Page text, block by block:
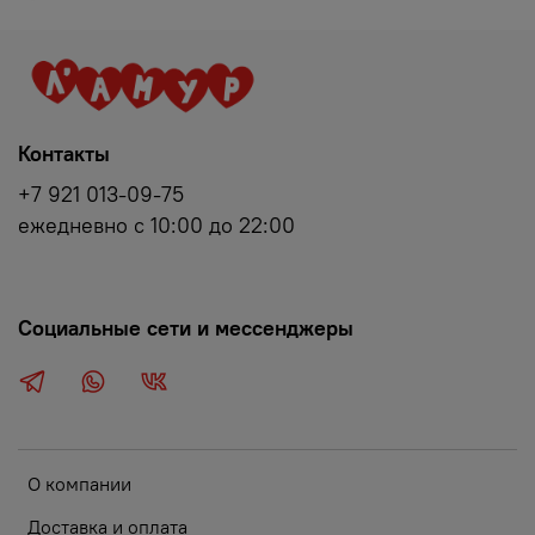
О компании
Доставка и оплата
Контакты
+7 921 013-09-75
ежедневно с 10:00 до 22:00
Социальные сети и мессенджеры